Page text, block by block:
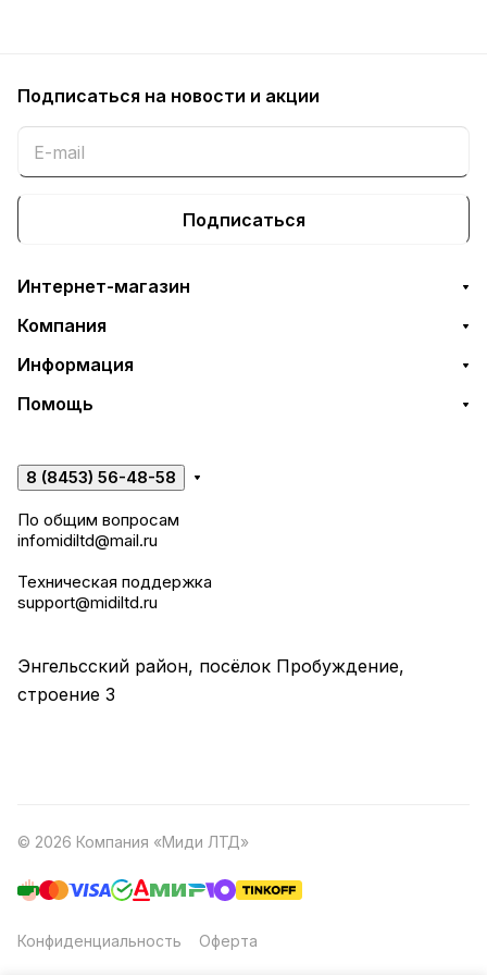
Подписаться на новости и акции
Подписаться
Интернет-магазин
Компания
Информация
Помощь
8 (8453) 56-48-58
По общим вопросам
infomidiltd@mail.ru
Техническая поддержка
support@midiltd.ru
Энгельсский район, посёлок Пробуждение,
строение 3
© 2026 Компания «Миди ЛТД»
Конфиденциальность Оферта